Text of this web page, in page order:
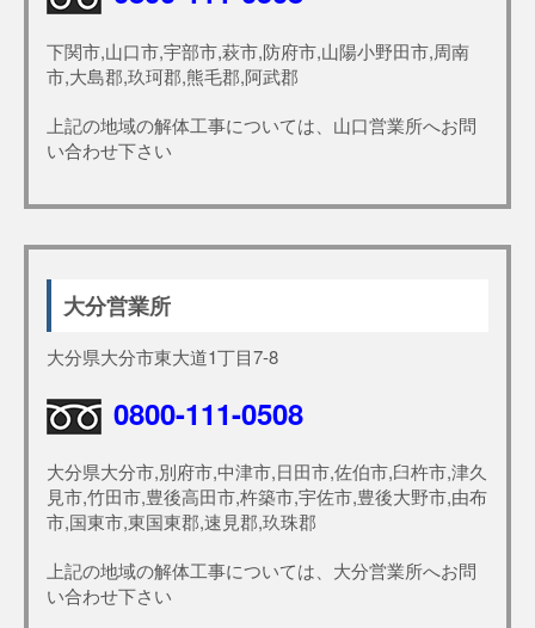
下関市,山口市,宇部市,萩市,防府市,山陽小野田市,周南
市,大島郡,玖珂郡,熊毛郡,阿武郡
上記の地域の解体工事については、山口営業所へお問
い合わせ下さい
大分営業所
大分県大分市東大道1丁目7-8
0800-111-0508
大分県大分市,別府市,中津市,日田市,佐伯市,臼杵市,津久
見市,竹田市,豊後高田市,杵築市,宇佐市,豊後大野市,由布
市,国東市,東国東郡,速見郡,玖珠郡
上記の地域の解体工事については、大分営業所へお問
い合わせ下さい